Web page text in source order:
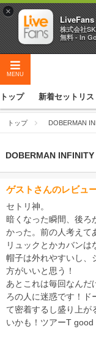
MENU
トップ 新着セットリス
トップ DOBERMAN
DOBERMAN
ゲストさんのレビュ
セトリ神。
暗くなった瞬間、後ろ
かった。前の人考えて
リュックとかカバンは
帽子は外れやすいし、
方がいいと思う！
あとこれは毎回なんだ
ろの人に迷惑です！ド
て密着するし盛り上が
いかも！ツアーT good
×
LiveFans
株式会社
無料 - In